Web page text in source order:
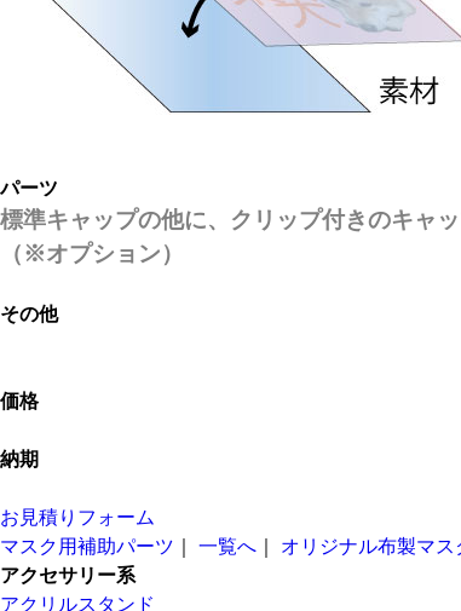
パーツ
標準キャップの他に、クリップ付きのキャ
（※オプション）
その他
価格
納期
お見積りフォーム
マスク用補助パーツ
一覧へ
オリジナル布製マス
アクセサリー系
アクリルスタンド